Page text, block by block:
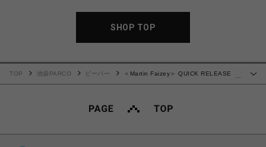
SHOP TOP
TOP 池袋PARCO ビーバー
＜Martin Faizey＞ QUICK RELEASE